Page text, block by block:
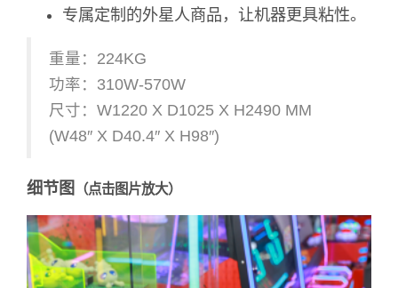
专属定制的外星人商品，让机器更具粘性。
重量：224KG
功率：310W-570W
尺寸：W1220 X D1025 X H2490 MM
(W48″ X D40.4″ X H98″)
细节图 （点击图片放大）